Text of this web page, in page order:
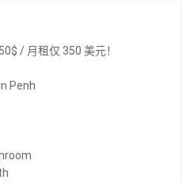
/ 月租仅 350 美元！
Penh